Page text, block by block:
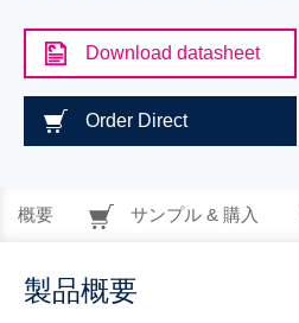
Download datasheet
Order Direct
概要 サンプル & 購入
製品概要